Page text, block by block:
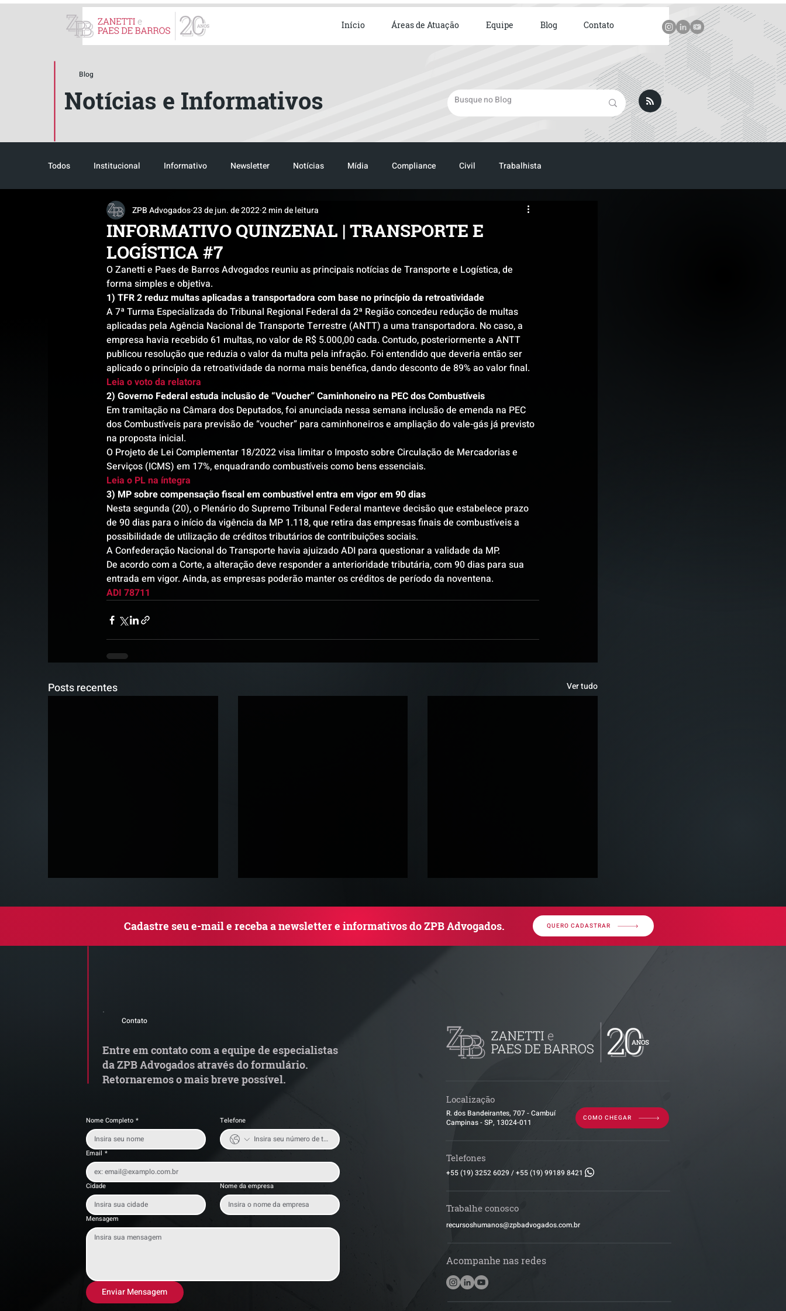
Início Áreas de Atuação Equipe Blog Contato
Blog
Notícias e Informativos
Todos Institucional Informativo Newsletter Notícias Mídia Compliance Civil Trabalhista
Reconhecimento Tributário Pós-evento
INFORMATIVO QUINZENAL | TRANSPORTE E
LOGÍSTICA #7
ZPB Advogados23 de jun. de 20222 min de leitura
O Zanetti e Paes de Barros Advogados reuniu as principais notícias de Transporte e Logística, de
forma simples e objetiva.
1) TFR 2 reduz multas aplicadas a transportadora com base no princípio da retroatividade
A 7ª Turma Especializada do Tribunal Regional Federal da 2ª Região concedeu redução de multas
aplicadas pela Agência Nacional de Transporte Terrestre (ANTT) a uma transportadora. No caso, a
empresa havia recebido 61 multas, no valor de R$ 5.000,00 cada. Contudo, posteriormente a ANTT
publicou resolução que reduzia o valor da multa pela infração. Foi entendido que deveria então ser
aplicado o princípio da retroatividade da norma mais benéfica, dando desconto de 89% ao valor final.
Leia o voto da relatora
2) Governo Federal estuda inclusão de “Voucher” Caminhoneiro na PEC dos Combustíveis
Em tramitação na Câmara dos Deputados, foi anunciada nessa semana inclusão de emenda na PEC
dos Combustíveis para previsão de “voucher” para caminhoneiros e ampliação do vale-gás já previsto
na proposta inicial.
O Projeto de Lei Complementar 18/2022 visa limitar o Imposto sobre Circulação de Mercadorias e
Serviços (ICMS) em 17%, enquadrando combustíveis como bens essenciais.
Leia o PL na íntegra
3) MP sobre compensação fiscal em combustível entra em vigor em 90 dias
Nesta segunda (20), o Plenário do Supremo Tribunal Federal manteve decisão que estabelece prazo
de 90 dias para o início da vigência da MP 1.118, que retira das empresas finais de combustíveis a
possibilidade de utilização de créditos tributários de contribuições sociais.
A Confederação Nacional do Transporte havia ajuizado ADI para questionar a validade da MP.
De acordo com a Corte, a alteração deve responder a anterioridade tributária, com 90 dias para sua
entrada em vigor. Ainda, as empresas poderão manter os créditos de período da noventena.
ADI 78711
Posts recentes Ver tudo
Alerta de Tentativa de
de ITBI na integralização de
capital social não é
condicionada à atividade da
Cadastre seu e-mail e receba a newsletter e informativos do ZPB Advogados. QUERO CADASTRAR
Contato
Entre em contato com a equipe de especialistas
da ZPB Advogados através do formulário.
Retornaremos o mais breve possível.
Nome Completo * Telefone
Email *
Cidade Nome da empresa
Mensagem
Enviar Mensagem
Localização
R. dos Bandeirantes, 707 - Cambuí
Campinas - SP, 13024-011
COMO CHEGAR
Telefones
+55 (19) 3252 6029 /+55 (19) 99189 8421
Trabalhe conosco
​recursoshumanos@zpbadvogados.com.br
Acompanhe nas redes